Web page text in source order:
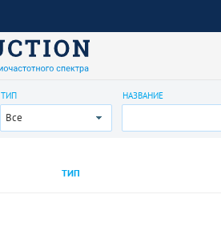
ТИП
Все
НАЗВАНИЕ
ТИП